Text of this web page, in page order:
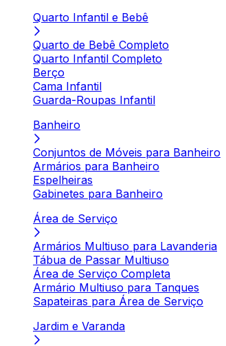
Quarto Infantil e Bebê
Quarto de Bebê Completo
Quarto Infantil Completo
Berço
Cama Infantil
Guarda-Roupas Infantil
Banheiro
Conjuntos de Móveis para Banheiro
Armários para Banheiro
Espelheiras
Gabinetes para Banheiro
Área de Serviço
Armários Multiuso para Lavanderia
Tábua de Passar Multiuso
Área de Serviço Completa
Armário Multiuso para Tanques
Sapateiras para Área de Serviço
Jardim e Varanda